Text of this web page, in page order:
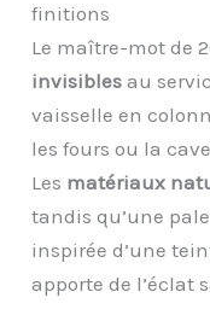
finitions
Le maître-mot de
invisibles au
vaisselle en
les fours ou la
Les matériaux
tandis qu’une
inspirée d’une
apporte de l’éclat